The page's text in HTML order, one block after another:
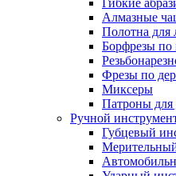
Гибкие
Алмазные
Полотна для
Борфрезы по
Фрезы по
Миксеры
Патроны для
Ручной
Губцевый